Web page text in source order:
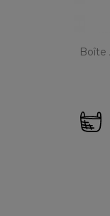
Boîte